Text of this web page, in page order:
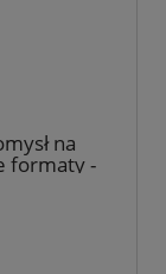
na
formaty -